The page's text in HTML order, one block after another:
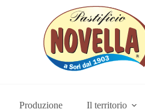
Produzione Il territorio